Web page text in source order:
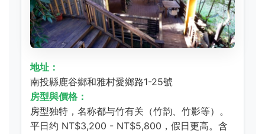
地址：
南投縣鹿谷鄉和雅村愛鄉路1-25號
房型與價格：
房型独特，名称都与竹有关（竹韵、竹影等）。
平日约 NT$3,200 - NT$5,800，假日更高。含